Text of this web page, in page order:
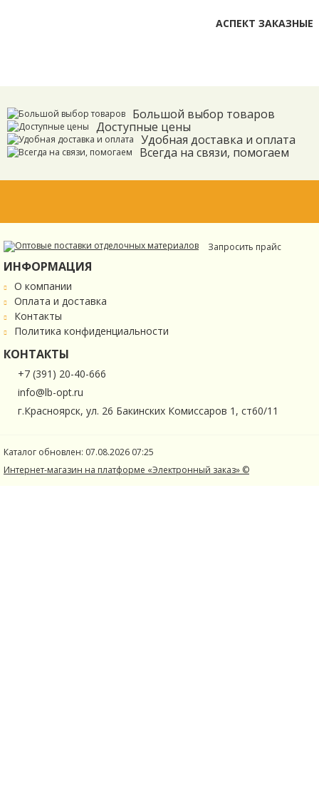
АСПЕКТ ЗАКАЗНЫЕ
Большой выбор товаров
Доступные цены
Удобная доставка и оплата
Всегда на связи, помогаем
Запросить прайс
ИНФОРМАЦИЯ
О компании
Оплата и доставка
Контакты
Политика конфиденциальности
КОНТАКТЫ
+7 (391) 20-40-666
info@lb-opt.ru
г.Красноярск, ул. 26 Бакинских Комиссаров 1, ст60/11
Каталог обновлен: 07.08.2026 07:25
Интернет-магазин на платформе «Электронный заказ» ©